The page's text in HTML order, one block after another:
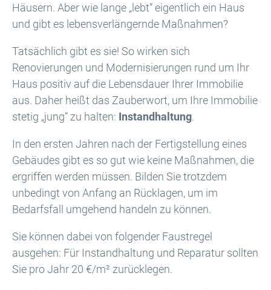
Häusern. Aber wie lange „lebt“ eigentlich ein Haus
und gibt es lebensverlängernde Maßnahmen?
Tatsächlich gibt es sie! So wirken sich
Renovierungen und Modernisierungen rund um Ihr
Haus positiv auf die Lebensdauer Ihrer Immobilie
aus. Daher heißt das Zauberwort, um Ihre Immobilie
stetig „jung“ zu halten: Instandhaltung.
In den ersten Jahren nach der Fertigstellung eines
Gebäudes gibt es so gut wie keine Maßnahmen, die
ergriffen werden müssen. Bilden Sie trotzdem
unbedingt von Anfang an Rücklagen, um im
Bedarfsfall umgehend handeln zu können.
Sie können dabei von folgender Faustregel
ausgehen: Für Instandhaltung und Reparatur sollten
Sie pro Jahr 20 €/m² zurücklegen.